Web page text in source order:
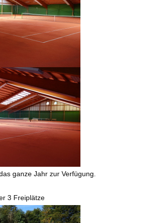
ganze Jahr zur Verfügung.
3 Freiplätze